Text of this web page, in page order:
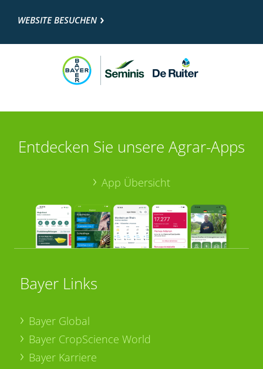
WEBSITE BESUCHEN
Entdecken Sie unsere Agrar-Apps
App Übersicht
Bayer Links
Bayer Global
Bayer CropScience World
Bayer Karriere